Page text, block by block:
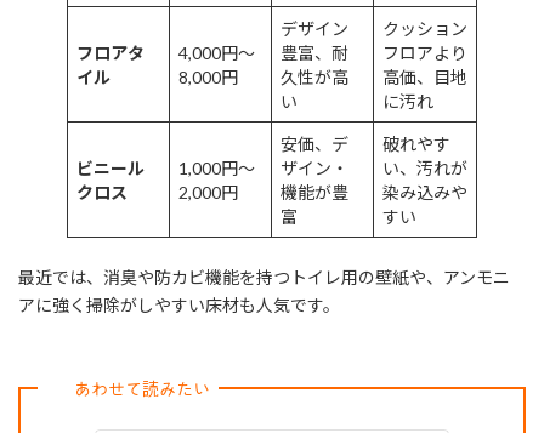
フロアタ
イル
4,000円～
8,000円
デザイン
豊富、耐
久性が高
い
クッション
フロアより
高価、目地
に汚れ
ビニール
クロス
1,000円～
2,000円
安価、デ
ザイン・
機能が豊
富
破れやす
い、汚れが
染み込みや
すい
最近では、消臭や防カビ機能を持つトイレ用の壁紙や、アンモニ
アに強く掃除がしやすい床材も人気です。
あわせて読みたい